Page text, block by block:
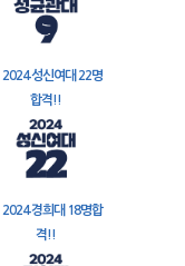
2024 성신여대 22명
합격!!
2024 경희대 18명합
격!!